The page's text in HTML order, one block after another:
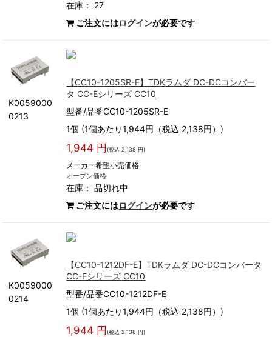
在庫： 27
ご注文にはログインが必要です
K0059000
0213
【CC10-1205SR-E】TDKラムダ DC-DCコンバー
タ CC-Eシリーズ CC10
型番/品番CC10-1205SR-E
1個 (1個あたり1,944円（税込 2,138円）)
1,944 円 (税込 2,138 円)
メーカー希望小売価格
オープン価格
在庫：品切れ中
ご注文にはログインが必要です
K0059000
0214
【CC10-1212DF-E】TDKラムダ DC-DCコンバータ
CC-Eシリーズ CC10
型番/品番CC10-1212DF-E
1個 (1個あたり1,944円（税込 2,138円）)
1,944 円 (税込 2,138 円)